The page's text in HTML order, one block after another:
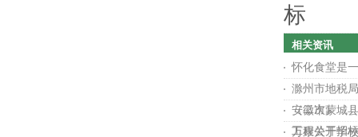
标
相关资讯
怀化食堂是
滁州市地税
（二次）
安徽市蒙城
工程公开招
万康关于学